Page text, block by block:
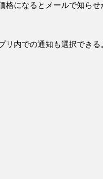
格になるとメールで知ら
内での通知も選択できる